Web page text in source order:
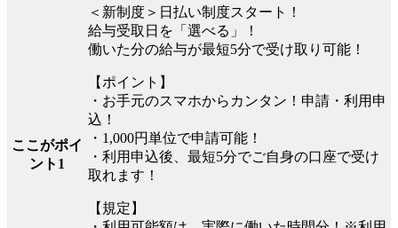
ここがポイ
ント1
＜新制度＞日払い制度スタート！
給与受取日を「選べる」！
働いた分の給与が最短5分で受け取り可能！
【ポイント】
・お手元のスマホからカンタン！申請・利用申
込！
・1,000円単位で申請可能！
・利用申込後、最短5分でご自身の口座で受け
取れます！
【規定】